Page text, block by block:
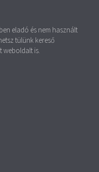
eladó és nem használt
tülünk kereső
weboldalt is.